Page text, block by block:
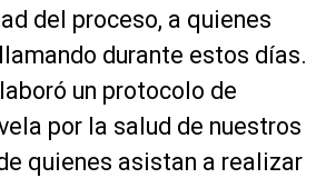
del proceso, a quienes
durante estos días.
un protocolo de
por la salud de nuestros
quienes asistan a realizar